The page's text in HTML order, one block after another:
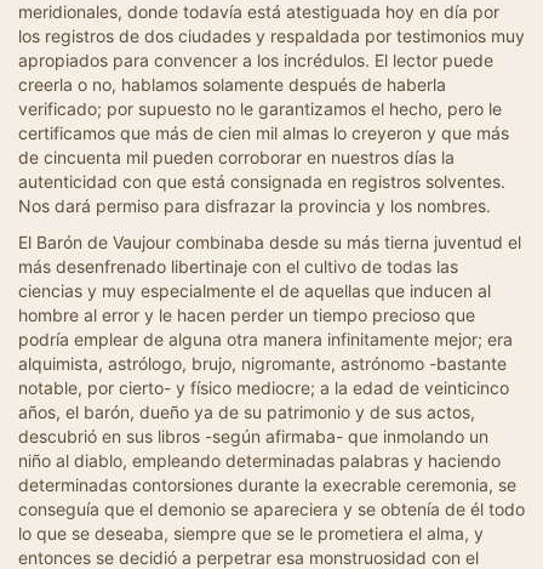
meridionales, donde todavía está atestiguada hoy en día por
los registros de dos ciudades y respaldada por testimonios muy
apropiados para convencer a los incrédulos. El lector puede
creerla o no, hablamos solamente después de haberla
verificado; por supuesto no le garantizamos el hecho, pero le
certificamos que más de cien mil almas lo creyeron y que más
de cincuenta mil pueden corroborar en nuestros días la
autenticidad con que está consignada en registros solventes.
Nos dará permiso para disfrazar la provincia y los nombres.
El Barón de Vaujour combinaba desde su más tierna juventud el
más desenfrenado libertinaje con el cultivo de todas las
ciencias y muy especialmente el de aquellas que inducen al
hombre al error y le hacen perder un tiempo precioso que
podría emplear de alguna otra manera infinitamente mejor; era
alquimista, astrólogo, brujo, nigromante, astrónomo -bastante
notable, por cierto- y físico mediocre; a la edad de veinticinco
años, el barón, dueño ya de su patrimonio y de sus actos,
descubrió en sus libros -según afirmaba- que inmolando un
niño al diablo, empleando determinadas palabras y haciendo
determinadas contorsiones durante la execrable ceremonia, se
conseguía que el demonio se apareciera y se obtenía de él todo
lo que se deseaba, siempre que se le prometiera el alma, y
entonces se decidió a perpetrar esa monstruosidad con el